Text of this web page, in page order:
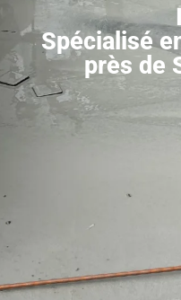
Spécialisé
près de